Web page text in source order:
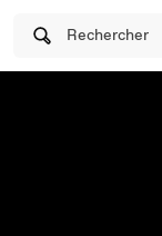
Rechercher